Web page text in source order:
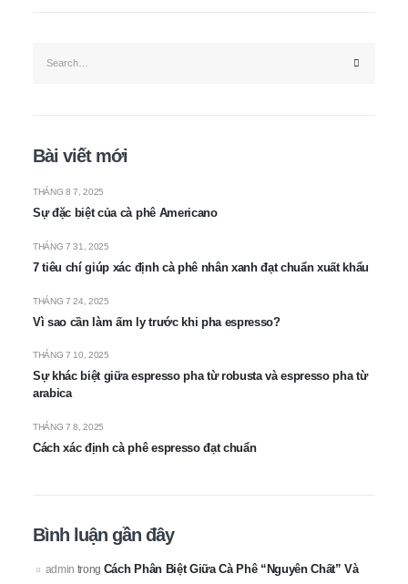
Bài viết mới
Sự đặc biệt của cà phê Americano
THÁNG 8 7, 2025
7 tiêu chí giúp xác định cà phê nhân xanh đạt chuẩn xuất khẩu
THÁNG 7 31, 2025
Vì sao cần làm ấm ly trước khi pha espresso?
THÁNG 7 24, 2025
Sự khác biệt giữa espresso pha từ robusta và espresso pha từ
arabica
THÁNG 7 10, 2025
Cách xác định cà phê espresso đạt chuẩn
THÁNG 7 8, 2025
Bình luận gần đây
admin trong Cách Phân Biệt Giữa Cà Phê “Nguyên Chất” Và